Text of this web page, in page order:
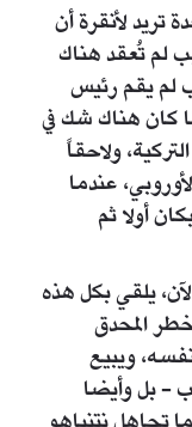
تريد لأنقرة أن
لم تُعقد هناك
السبب لم يقم رئيس
17 عاما. لطالما كان هناك شك في
ولاحقاً
عندما
أولا ثم
يلقي بكل هذه
المحدق
ويبيع
- بل وأيضا